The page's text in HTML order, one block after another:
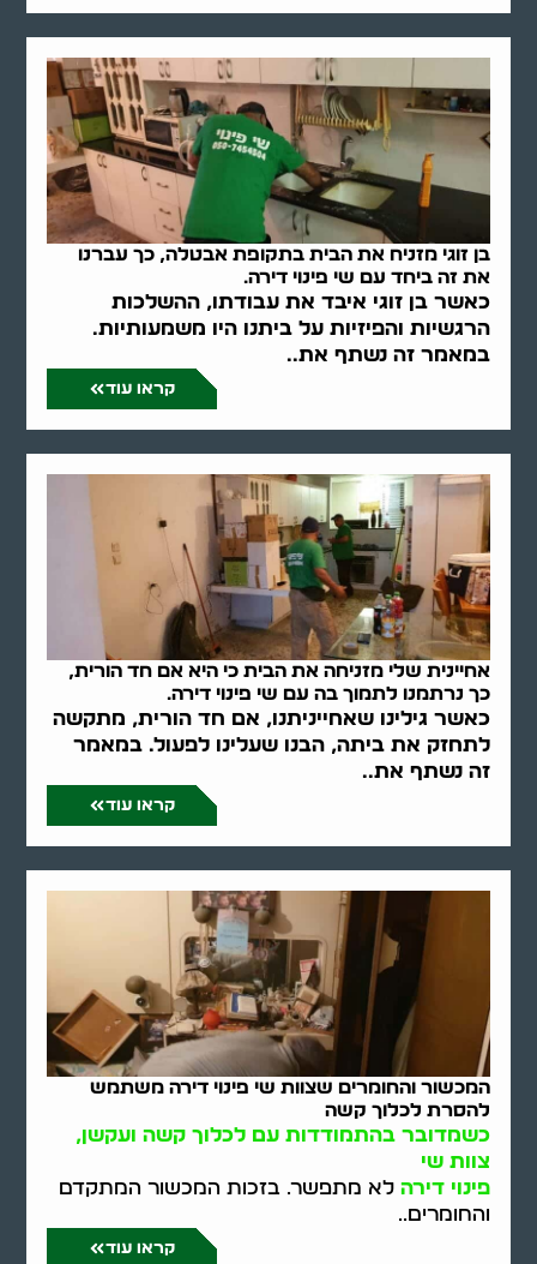
בן זוגי מזניח את הבית בתקופת אבטלה, כך עברנו
את זה ביחד עם שי פינוי דירה.
כאשר בן זוגי איבד את עבודתו, ההשלכות
הרגשיות והפיזיות על ביתנו היו משמעותיות.
במאמר זה נשתף את..
קראו עוד
אחיינית שלי מזניחה את הבית כי היא אם חד הורית,
כך נרתמנו לתמוך בה עם שי פינוי דירה.
כאשר גילינו שאחייניתנו, אם חד הורית, מתקשה
לתחזק את ביתה, הבנו שעלינו לפעול. במאמר
זה נשתף את..
קראו עוד
המכשור והחומרים שצוות שי פינוי דירה משתמש
להסרת לכלוך קשה
כשמדובר בהתמודדות עם לכלוך קשה ועקשן,
צוות שי
פינוי דירה לא מתפשר. בזכות המכשור המתקדם
והחומרים..
קראו עוד